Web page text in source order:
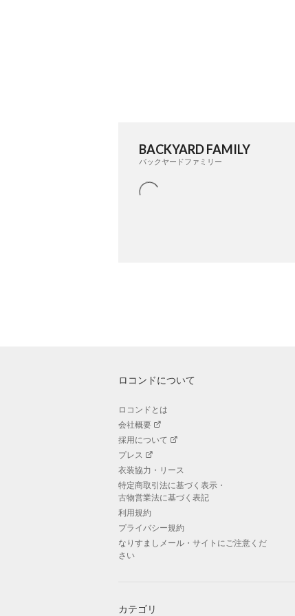
BACKYARD FAMILY
バックヤードファミリー
ロコンドについて
ロコンドとは
会社概要
採用について
プレス
衣装協力・リース
特定商取引法に基づく表示・
古物営業法に基づく表記
利用規約
プライバシー規約
なりすましメール・サイトにご注意くだ
さい
カテゴリ